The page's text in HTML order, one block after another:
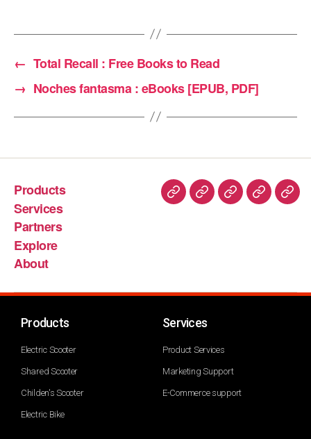
← Total Recall : Free Books to Read
→ Noches fantasma : eBooks [EPUB, PDF]
Products
Services
Partners
Explore
About
Products
Electric Scooter
Shared Scooter
Childen's Scooter
Electric Bike
Services
Product Services
Marketing Support
E-Commerce support